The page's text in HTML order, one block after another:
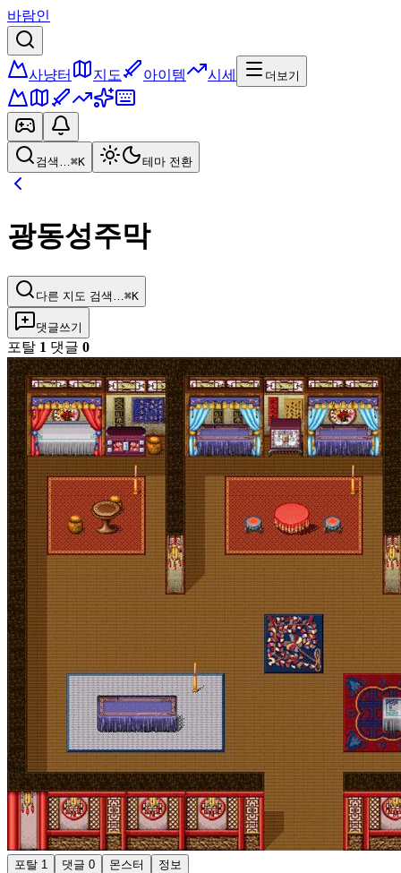
바람인
사냥터 지도 아이템 시세 더보기
검색…⌘K 테마 전환
광동성주막
다른 지도 검색… ⌘K
댓글쓰기
포탈 1 댓글 0
포탈 1 댓글 0 몬스터 정보